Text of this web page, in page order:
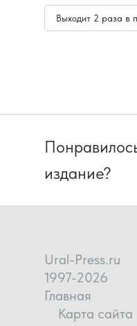
Выходит 2 раза в
издание?
Ural-Press.ru
1997-2026
Главная
Карта сайта